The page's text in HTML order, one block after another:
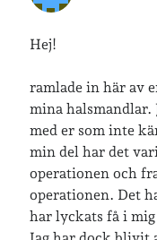
Hej!
ramlade in här av
mina halsmandlar.
med er som inte
min del har det
operationen och
operationen. Det
har lyckats få i